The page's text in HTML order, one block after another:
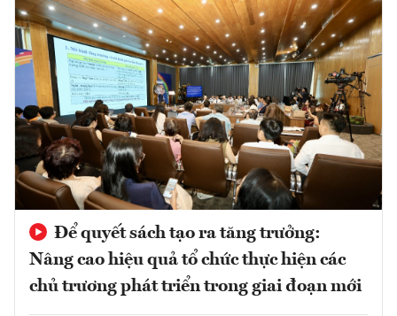
Để quyết sách tạo ra tăng trưởng:
Nâng cao hiệu quả tổ chức thực hiện các
chủ trương phát triển trong giai đoạn mới